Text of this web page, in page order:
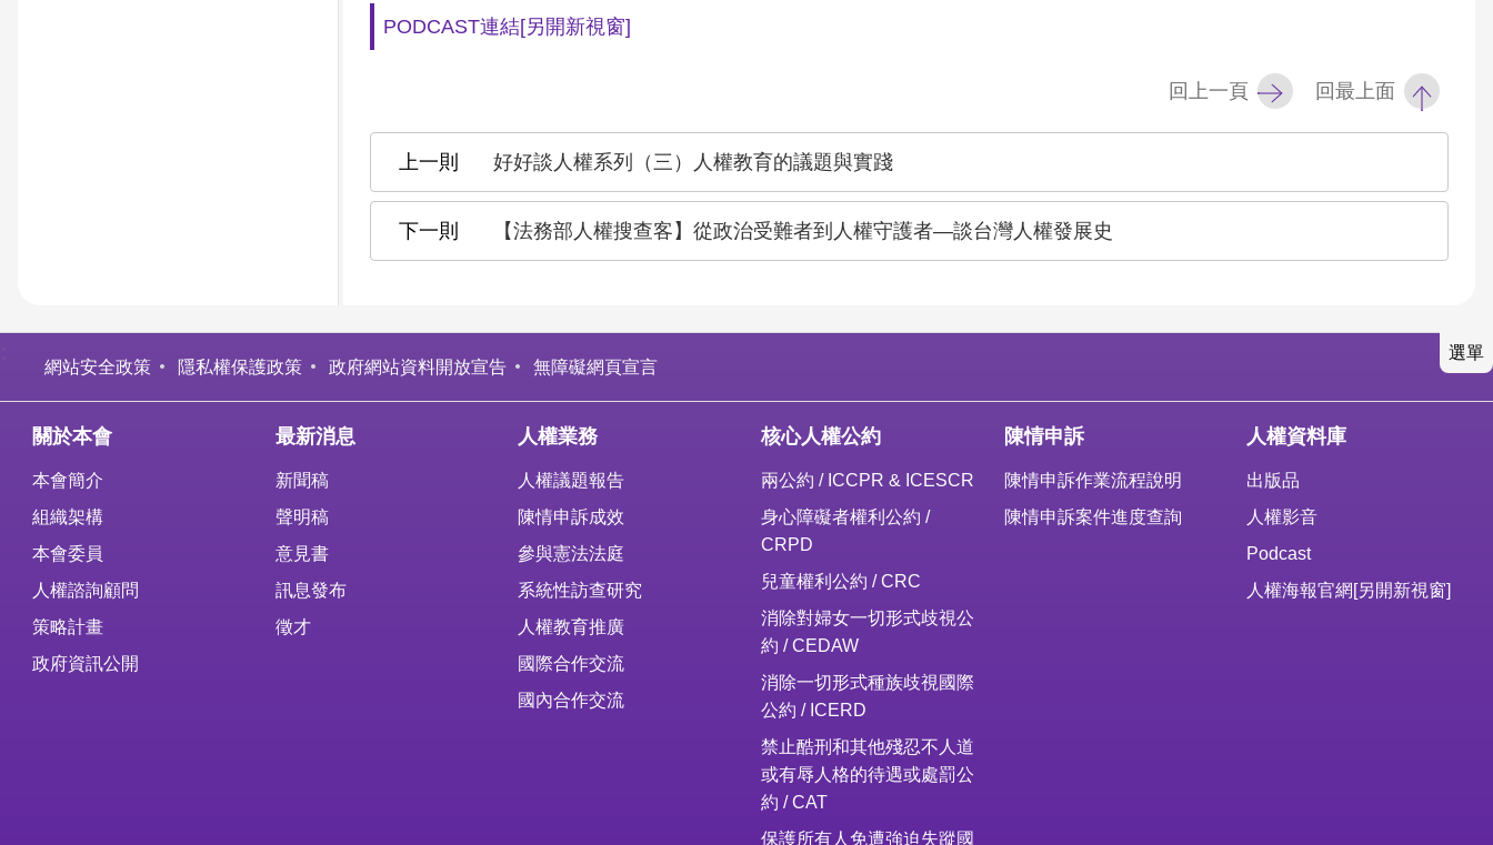
PODCAST連結[另開新視窗]
回上一頁 回最上面
好好談人權系列（三）人權教育的議題與實踐
【法務部人權搜查客】從政治受難者到人權守護者—談台灣人權發展史
選單
網站安全政策 隱私權保護政策 政府網站資料開放宣告 無障礙網頁宣言
關於本會
本會簡介
組織架構
本會委員
人權諮詢顧問
策略計畫
政府資訊公開
最新消息
新聞稿
聲明稿
意見書
訊息發布
徵才
人權業務
人權議題報告
陳情申訴成效
參與憲法法庭
系統性訪查研究
人權教育推廣
國際合作交流
國內合作交流
核心人權公約
兩公約 / ICCPR & ICESCR
身心障礙者權利公約 /
CRPD
兒童權利公約 / CRC
消除對婦女一切形式歧視公
約 / CEDAW
消除一切形式種族歧視國際
公約 / ICERD
禁止酷刑和其他殘忍不人道
或有辱人格的待遇或處罰公
約 / CAT
保護所有人免遭強迫失蹤國
陳情申訴
陳情申訴作業流程說明
陳情申訴案件進度查詢
人權資料庫
出版品
人權影音
Podcast
人權海報官網[另開新視窗]